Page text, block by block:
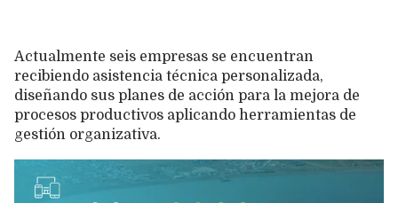
Actualmente seis empresas se encuentran
recibiendo asistencia técnica personalizada,
diseñando sus planes de acción para la mejora de
procesos productivos aplicando herramientas de
gestión organizativa.